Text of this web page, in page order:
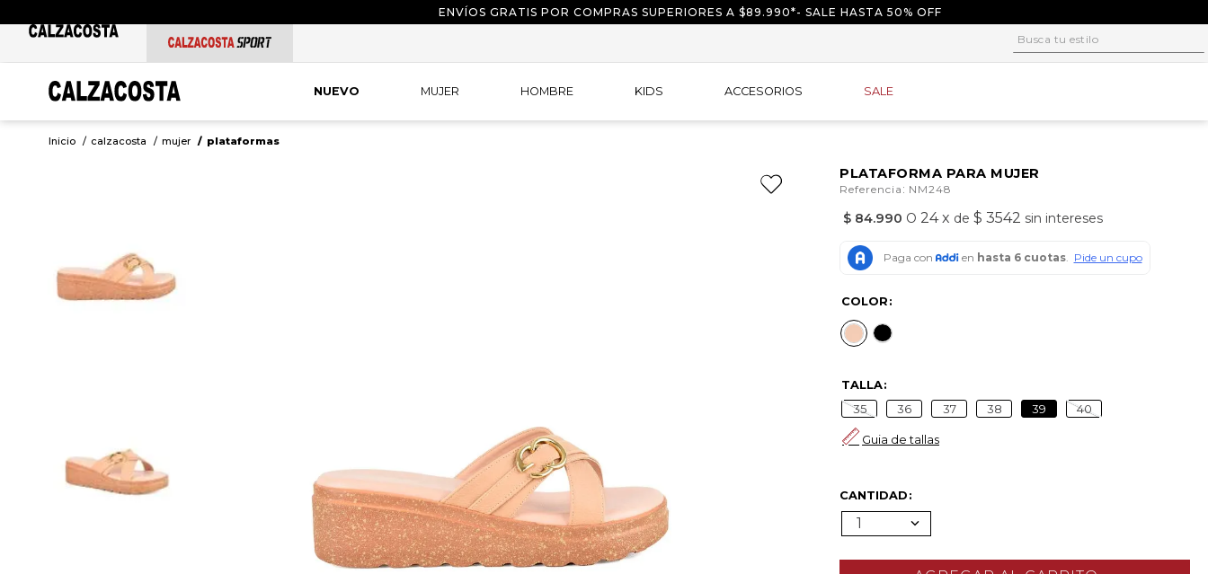
ENVÍOS GRATIS POR COMPRAS SUPERIORES A $89.990*- SALE HASTA 50% OFF
Busca tu estilo
NUEVO MUJER HOMBRE KIDS ACCESORIOS SALE
calzacosta mujer plataformas
PLATAFORMA PARA MUJER
Referencia : NM248
$ 84.990 O 24 x de$ 3542 sin intereses
COLOR
TALLA
35 36 37 38 39 40
Guia de tallas
CANTIDAD
1
4. tacon
7. tenis